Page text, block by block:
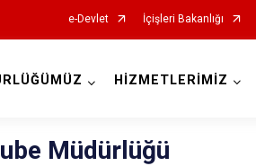
e-Devlet İçişleri Bakanlığı
HİZMETLERİMİZ
Müdürlüğü